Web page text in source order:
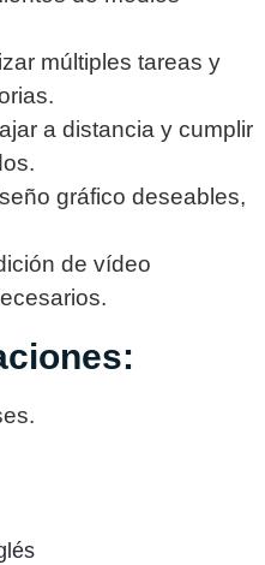
múltiples tareas y
a distancia y cumplir
gráfico deseables,
de vídeo